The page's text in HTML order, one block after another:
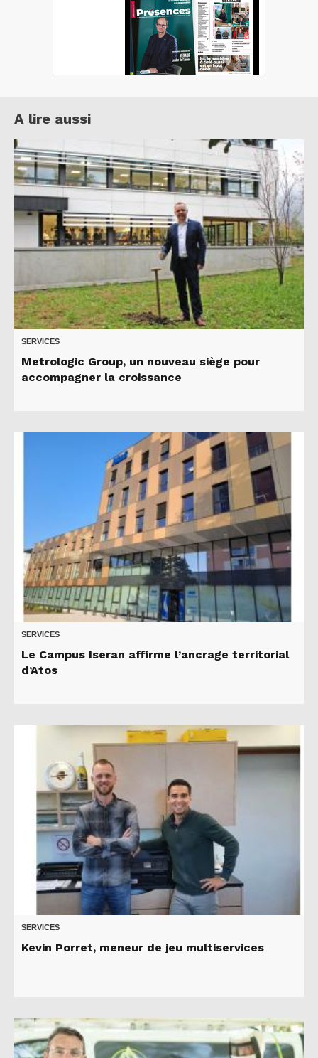
A lire aussi
SERVICES
Metrologic Group, un nouveau siège pour
accompagner la croissance
SERVICES
Le Campus Iseran affirme l’ancrage territorial
d’Atos
SERVICES
Kevin Porret, meneur de jeu multiservices